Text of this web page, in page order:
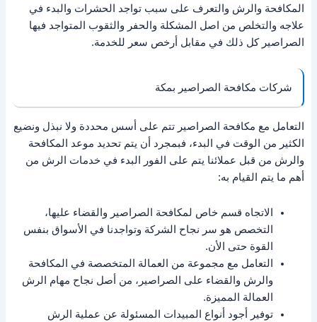
المكافحة والرش والتعرف على سبب تواجد الحشرات والبدء في
علاجه والتخلص من اصل المشكلة والحفر والثقوب المتواجد فيها
الصراصير كل ذلك في مقابل أرخص سعر للخدمة.
شركات مكافحة الصراصير بمكة
التعامل مع مكافحة الصراصير تتم على أسس محددة ولا نبذل ونضيع
الكثير من الوقت في البدء، فبمجرد أن يتم تحديد موعد المكافحة
والرش من قبل عملائنا يتم على الفور البدء في خدمات الرش من
أهم ما يتم القيام به:
الاتجاه قسم خاص لمكافحة الصراصير والقضاء عليها،
التخصص هو سر نجاح الشركة وتواجدنا في الأسواق بنفس
القوة حتى الأن.
التعامل مع مجموعة من العمالة المتخصصة في المكافحة
والرش والقضاء على الصراصير، من أصل نجاح مهام الرش
العمالة المميزة.
توفير أجود أنواع المبيدات المسئولة عن عملية الرش